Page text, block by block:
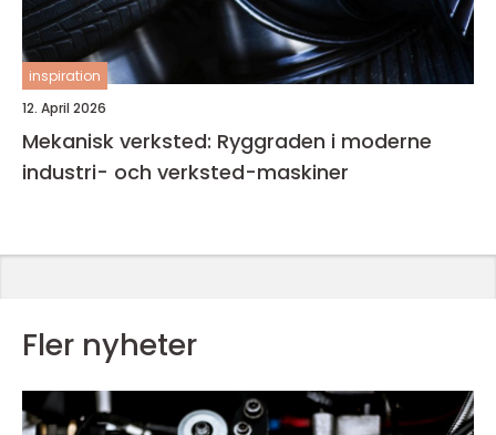
inspiration
12. April 2026
Mekanisk verksted: Ryggraden i moderne
industri- och verksted-maskiner
Fler nyheter